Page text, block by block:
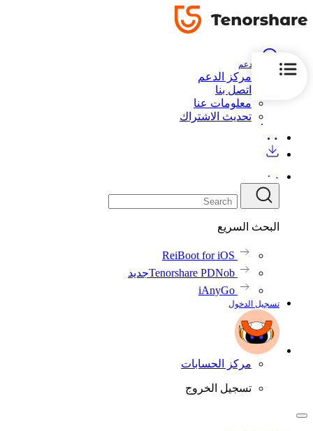
الدعم
مركز الدعم
اتصل بنا
معلومات عنا
تحديث الاشتراك
البحث السريع
ReiBoot for iOS
Tenorshare PDNobجديد
iAnyGo
تسجيل الدخول
مركز الحسابات
تسجيل الخروج